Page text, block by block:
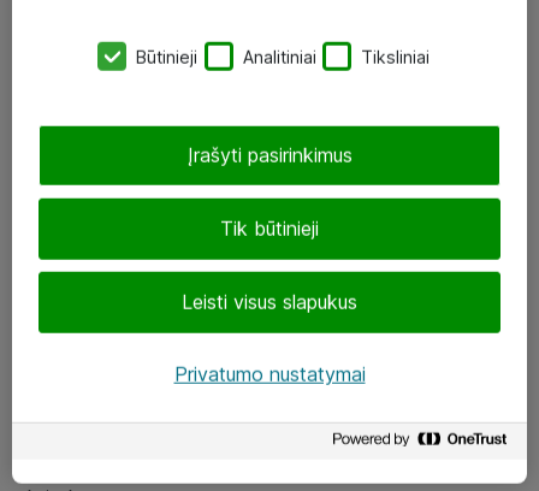
eShop@atea.lt
LinkedIn
Būtinieji Analitiniai Tiksliniai
Tik būtinieji
Leisti visus slapukus
Įrašyti pasirinkimus
Privatumo nustatymai